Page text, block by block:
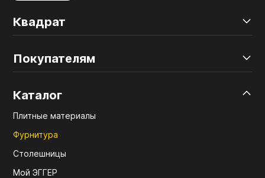
Квадрат
Покупателям
Каталог
Плитные материалы
Фурнитура
Столешницы
Мой ЭГГЕР